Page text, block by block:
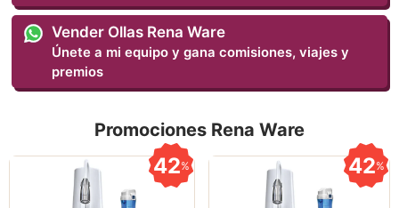
Vender Ollas Rena Ware
Únete a mi equipo y gana comisiones, viajes y
premios
Promociones Rena Ware
42% 42%